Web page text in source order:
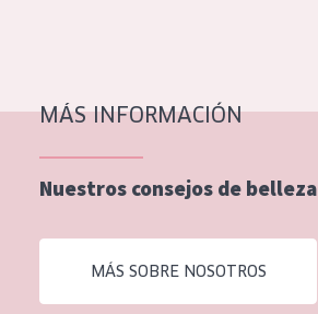
Piel madura
Piel menopáusica
EDAD
MÁS INFORMACIÓN
Nuestros consejos de belleza
MÁS SOBRE NOSOTROS